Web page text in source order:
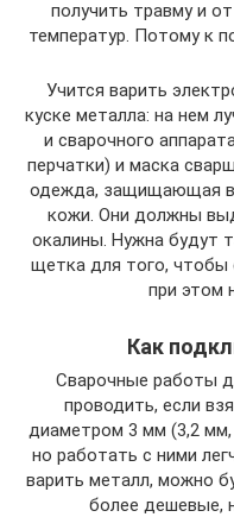
получить травму и
температур. Потому к
Учится варить
куске металла: на нем
и сварочного
перчатки) и маска
одежда, защищающая
кожи. Они должны
окалины. Нужна будут
щетка для того, чтобы
при этом
Как
Сварочные работы
проводить, если
диаметром 3 мм (3,2
но работать с ними
варить металл, можно
более дешевые,